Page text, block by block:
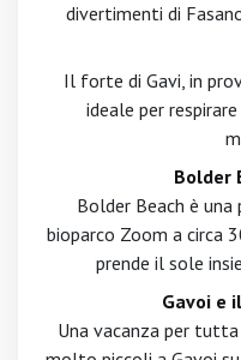
divertimenti di
Il forte di Gavi, in
ideale per
Bolder
Bolder Beach è
bioparco Zoom a circa
prende il sole
Gavoi e
Una vacanza per